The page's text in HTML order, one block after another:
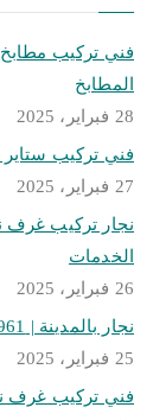
المطابخ
28 فبراير، 2025
فني تركيب ستاير بالمدينة
27 فبراير، 2025
الخدمات
26 فبراير، 2025
نجار بالمدينة | 0562694961 | افضل نجار فك وتركيب وصيانة
25 فبراير، 2025